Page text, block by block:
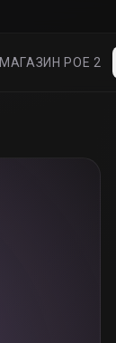
МАГАЗИН POE 2